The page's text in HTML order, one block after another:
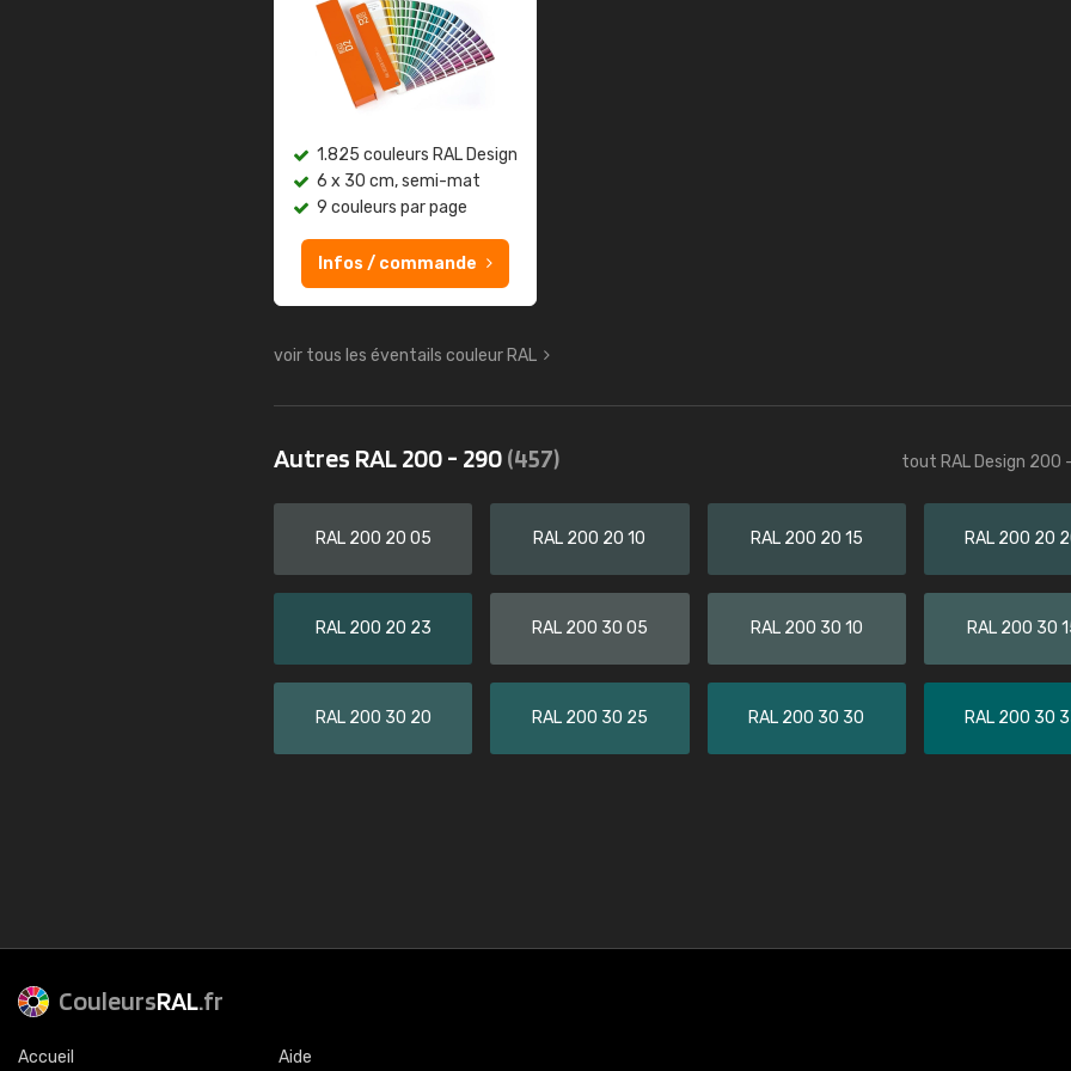
1.825 couleurs RAL Design
6 x 30 cm, semi-mat
9 couleurs par page
Infos / commande
voir tous les éventails couleur RAL
Autres RAL 200 - 290(457) tout RAL Design 200
RAL 200 20 05 RAL 200 20 10 RAL 200 20 15 RAL 200 20
RAL 200 20 23 RAL 200 30 05 RAL 200 30 10 RAL 200 30
RAL 200 30 20 RAL 200 30 25 RAL 200 30 30 RAL 200 30
CouleursRAL.fr
Accueil Aide